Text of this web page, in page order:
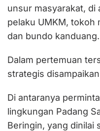
unsur masyarakat, di
pelaku UMKM, tokoh
dan bundo kanduang.
Dalam pertemuan
strategis
Di antaranya
lingkungan Padang
Beringin, yang dinilai